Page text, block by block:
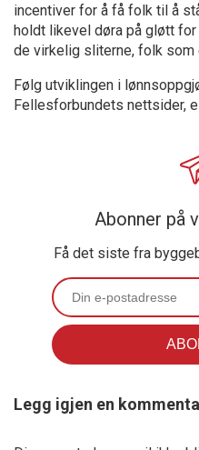
incentiver for å få folk til å
holdt likevel døra på gløtt
de virkelig sliterne, folk
Følg utviklingen i
Fellesforbundets nettsider,
Abonner på
Få det siste fra
Legg igjen en